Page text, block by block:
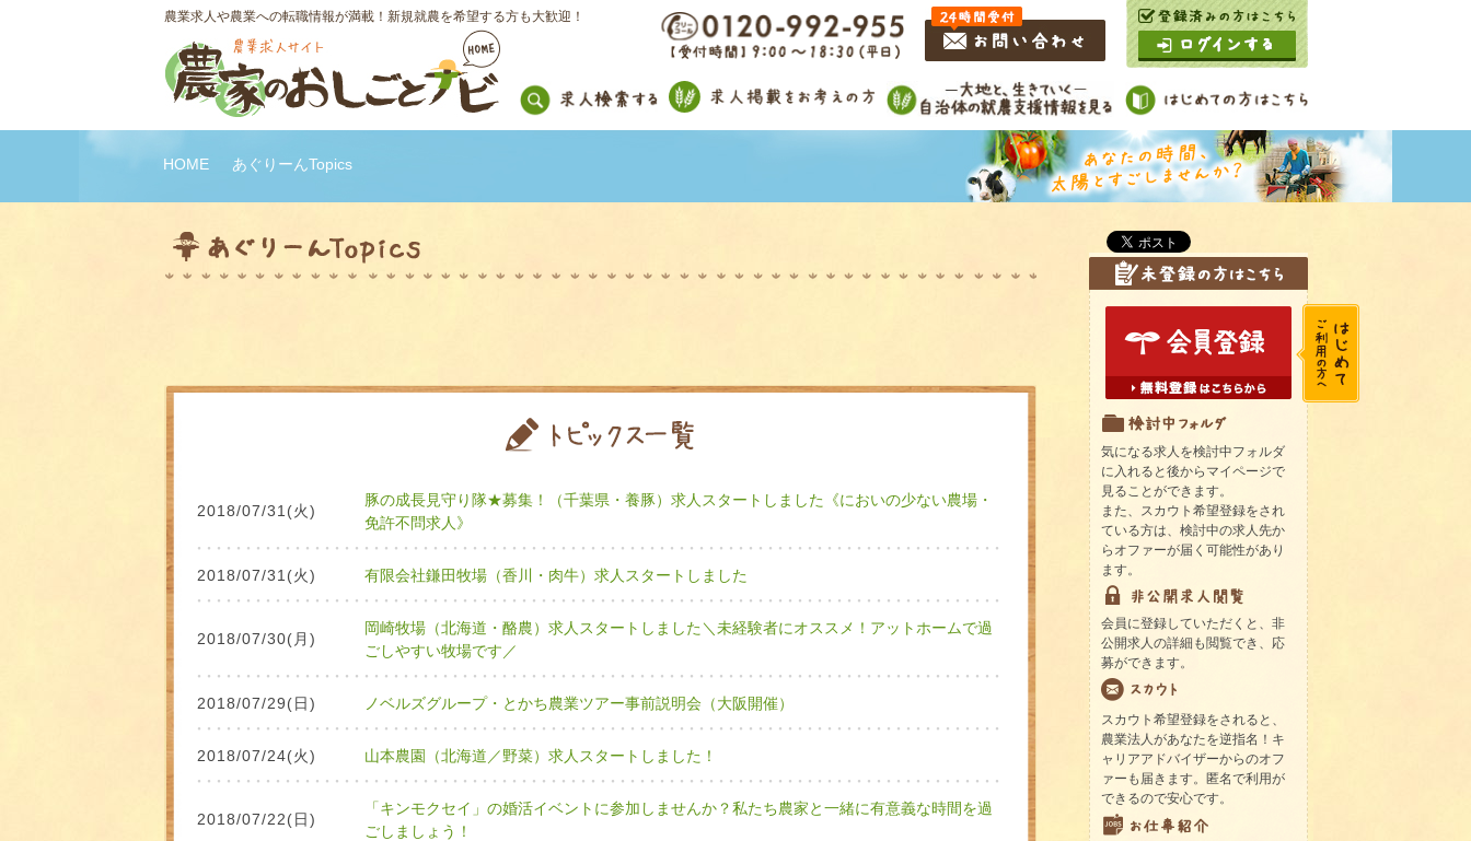
農業求人や農業への転職情報が満載！新規就農を希望する方も大歓迎！
HOME あぐりーんTopics
2018/07/31(火)
豚の成長見守り隊★募集！（千葉県・養豚）求人スタートしました《においの少ない農場・
免許不問求人》
2018/07/31(火) 有限会社鎌田牧場（香川・肉牛）求人スタートしました
2018/07/30(月)
岡崎牧場（北海道・酪農）求人スタートしました＼未経験者にオススメ！アットホームで過
ごしやすい牧場です／
2018/07/29(日) ノベルズグループ・とかち農業ツアー事前説明会（大阪開催）
2018/07/24(火) 山本農園（北海道／野菜）求人スタートしました！
2018/07/22(日)
「キンモクセイ」の婚活イベントに参加しませんか？私たち農家と一緒に有意義な時間を過
ごしましょう！
気になる求人を検討中フォルダ
に入れると後からマイページで
見ることができます。
また、スカウト希望登録をされ
ている方は、検討中の求人先か
らオファーが届く可能性があり
ます。
会員に登録していただくと、非
公開求人の詳細も閲覧でき、応
募ができます。
スカウト希望登録をされると、
農業法人があなたを逆指名！キ
ャリアアドバイザーからのオフ
ァーも届きます。匿名で利用が
できるので安心です。